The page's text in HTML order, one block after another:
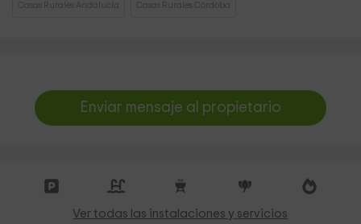
Casas Rurales Andalucía Casas Rurales Córdoba
Enviar mensaje al propietario
Ver todas las instalaciones y servicios